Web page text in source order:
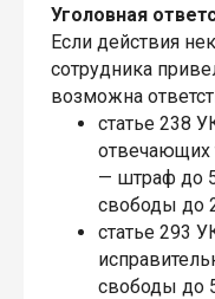
Уголовная
Если действия
сотрудника
возможна
статье 238
отвечающих
— штраф до
свободы до
статье 293
свободы до